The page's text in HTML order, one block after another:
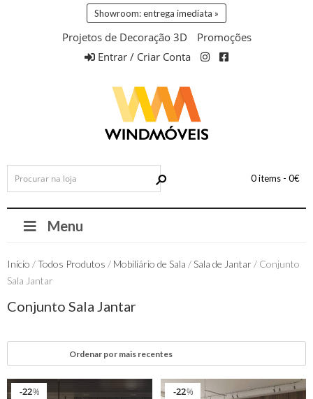
Showroom: entrega imediata »
Projetos de Decoração 3D
Promoções
Entrar / Criar Conta
0 items - 0€
Menu
Início /Todos Produtos / Mobiliário de Sala / Sala de Jantar/ Conjunto
Sala Jantar
Conjunto Sala Jantar
%
22 %
22